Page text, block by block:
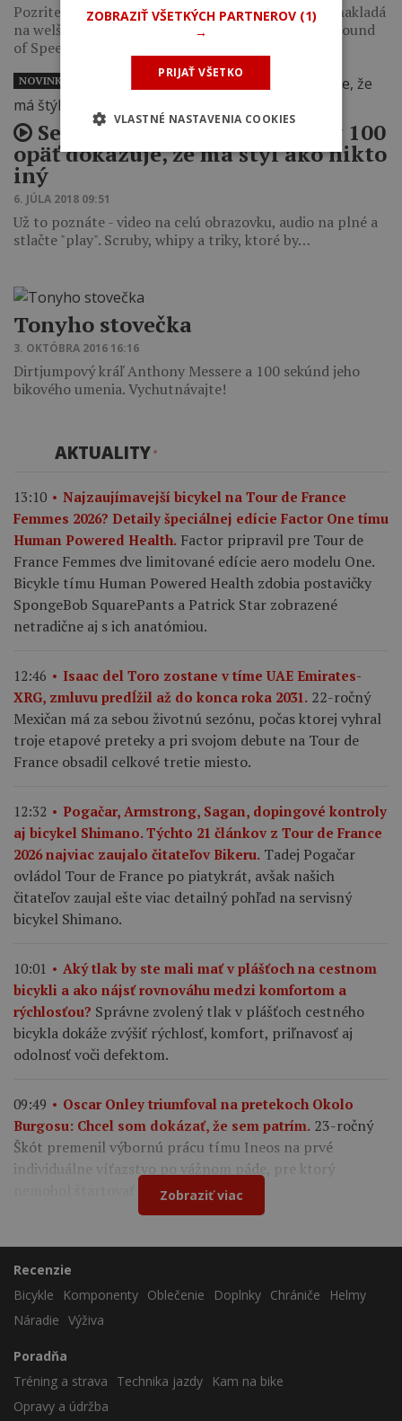
Pozrite si, ako jedna z najlepších bikeriek planéty nakladá
na welšských trailoch v poslednej epizóde seriálu Sound
of Speed [z…
Semenuk v novom videu Raw 100
opäť dokazuje, že má štýl ako nikto
iný
6. JÚLA 2018 09:51
Už to poznáte - video na celú obrazovku, audio na plné a
stlačte "play". Scruby, whipy a triky, ktoré by…
NOVINKY
Tonyho stovečka
3. OKTÓBRA 2016 16:16
Dirtjumpový kráľ Anthony Messere a 100 sekúnd jeho
bikového umenia. Vychutnávajte!
AKTUALITY
13:10
Najzaujímavejší bicykel na Tour de France
Femmes 2026? Detaily špeciálnej edície Factor One tímu
Human Powered Health. Factor pripravil pre Tour de
France Femmes dve limitované edície aero modelu One.
Bicykle tímu Human Powered Health zdobia postavičky
SpongeBob SquarePants a Patrick Star zobrazené
netradične aj s ich anatómiou.
12:46
Isaac del Toro zostane v tíme UAE Emirates-
XRG, zmluvu predĺžil až do konca roka 2031. 22-ročný
Mexičan má za sebou životnú sezónu, počas ktorej vyhral
troje etapové preteky a pri svojom debute na Tour de
France obsadil celkové tretie miesto.
12:32
Pogačar, Armstrong, Sagan, dopingové kontroly
aj bicykel Shimano. Týchto 21 článkov z Tour de France
2026 najviac zaujalo čitateľov Bikeru. Tadej Pogačar
ovládol Tour de France po piatykrát, avšak našich
čitateľov zaujal ešte viac detailný pohľad na servisný
bicykel Shimano.
10:01
Aký tlak by ste mali mať v plášťoch na cestnom
bicykli a ako nájsť rovnováhu medzi komfortom a
rýchlosťou? Správne zvolený tlak v plášťoch cestného
bicykla dokáže zvýšiť rýchlosť, komfort, priľnavosť aj
odolnosť voči defektom.
09:49
Oscar Onley triumfoval na pretekoch Okolo
Burgosu: Chcel som dokázať, že sem patrím. 23-ročný
Škót premenil výbornú prácu tímu Ineos na prvé
individuálne víťazstvo po vážnom páde, pre ktorý
nemohol štartovať na Tour de France.
Zobraziť viac
Recenzie
Bicykle
Komponenty Oblečenie Doplnky Chrániče
Helmy
Náradie Výživa
Poradňa
Tréning a strava
Technika jazdy
Kam na bike
Opravy a údržba
ZOBRAZIŤ VŠETKÝCH PARTNEROV (1)
→
PRIJAŤ VŠETKO
VLASTNÉ NASTAVENIA COOKIES